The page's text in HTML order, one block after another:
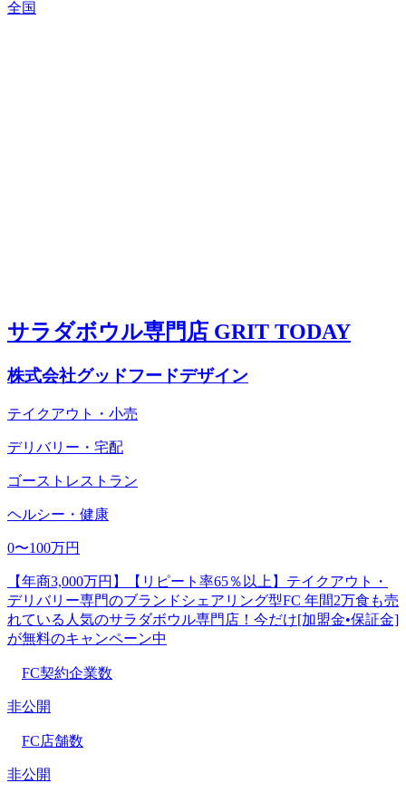
全国
サラダボウル専門店 GRIT TODAY
株式会社グッドフードデザイン
テイクアウト・小売
デリバリー・宅配
ゴーストレストラン
ヘルシー・健康
0〜100万円
【年商3,000万円】【リピート率65％以上】テイクアウト・
デリバリー専門のブランドシェアリング型FC 年間2万食も売
れている人気のサラダボウル専門店！今だけ[加盟金•保証金]
が無料のキャンペーン中
FC契約企業数
非公開
FC店舗数
非公開